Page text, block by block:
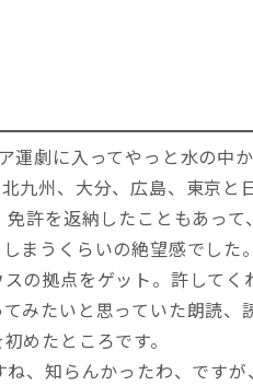
劇に入ってやっと水の中
九州、大分、広島、東京と
許を返納したこともあっ
まうくらいの絶望感でした
の拠点をゲット。許してく
みたいと思っていた朗読、
めたところです。
、知らんかったわ、です